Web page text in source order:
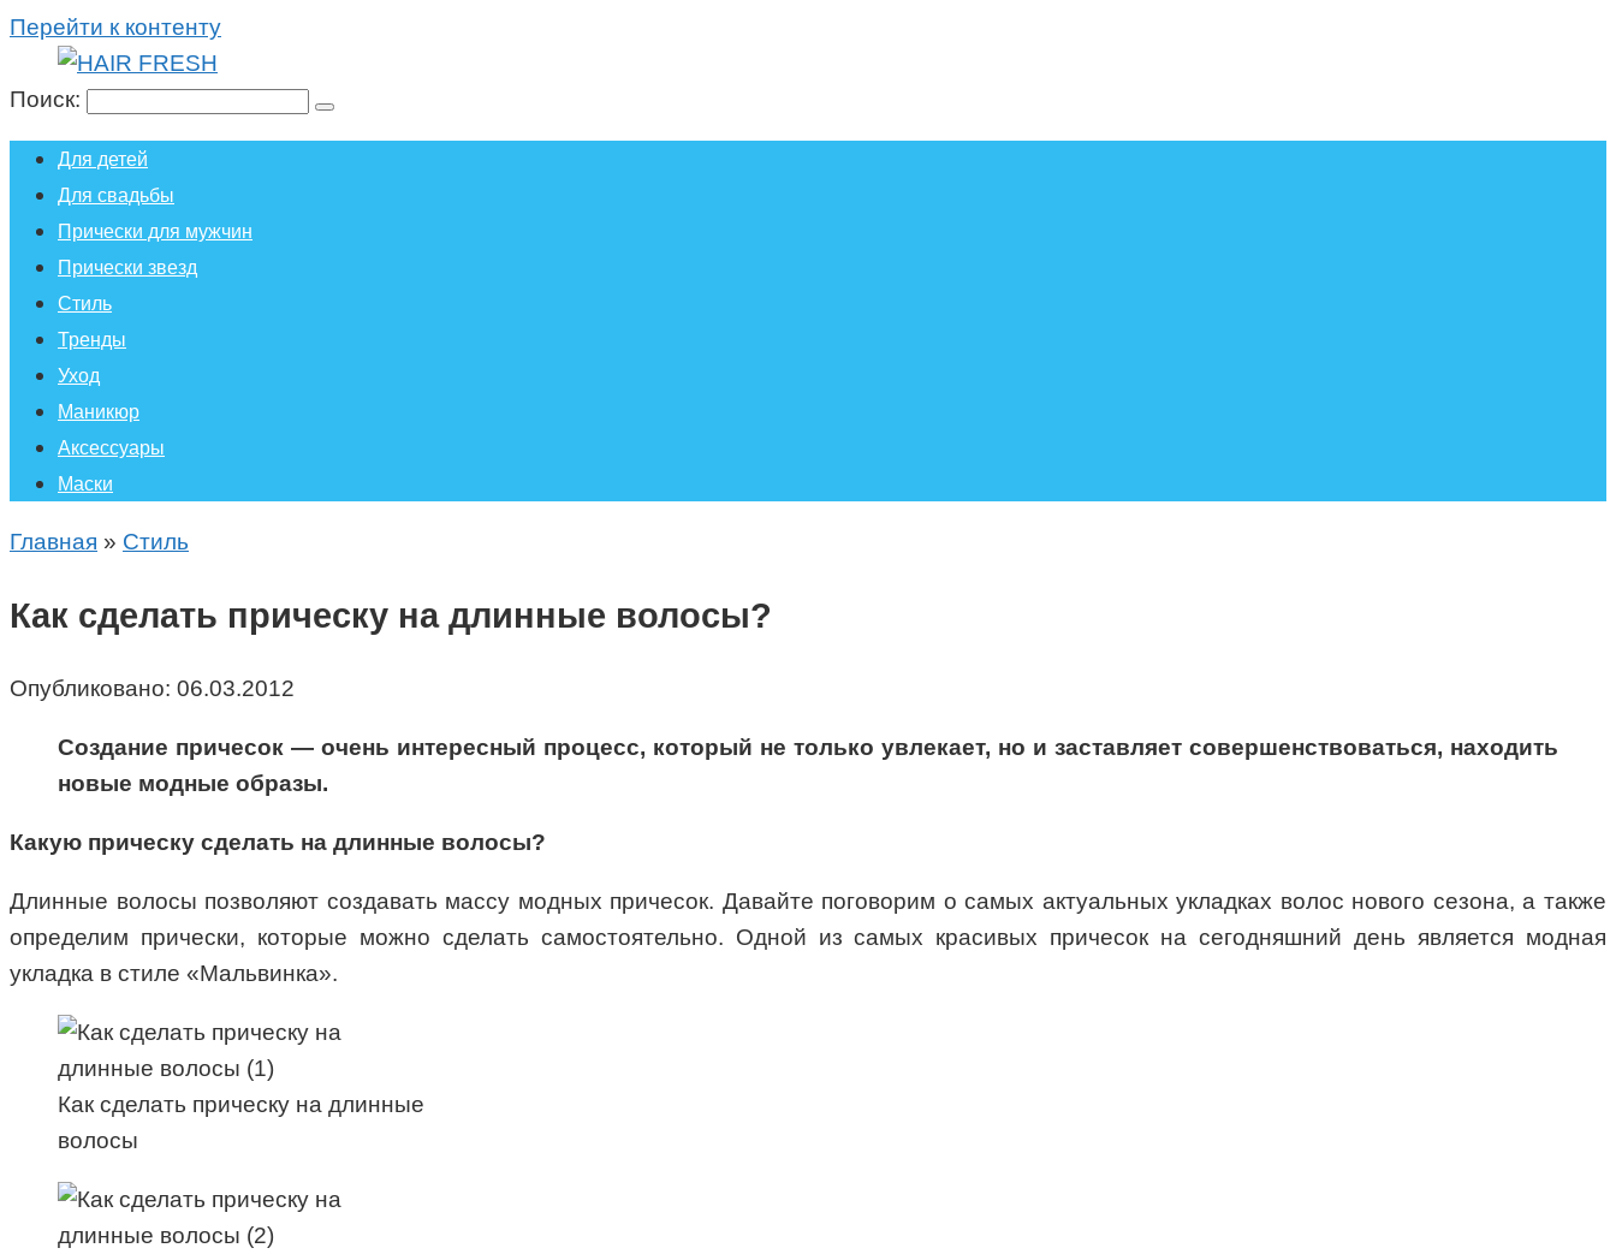
Перейти к контенту
Поиск:
Для детей
Для свадьбы
Прически для мужчин
Прически звезд
Стиль
Тренды
Уход
Маникюр
Аксессуары
Маски
Главная » Стиль
Как сделать прическу на длинные волосы?
Опубликовано: 06.03.2012
Создание причесок — очень интересный процесс, который не только увлекает, но и заставляет совершенствоваться, находить
новые модные образы.
Какую прическу сделать на длинные волосы?
Длинные волосы позволяют создавать массу модных причесок. Давайте поговорим о самых актуальных укладках волос нового сезона, а также
определим прически, которые можно сделать самостоятельно. Одной из самых красивых причесок на сегодняшний день является модная
укладка в стиле «Мальвинка».
Как сделать прическу на длинные
волосы